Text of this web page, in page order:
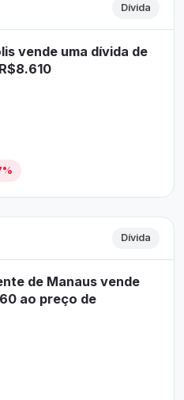
Dívida
vende uma dívida de
Dívida
de Manaus vende
ao preço de